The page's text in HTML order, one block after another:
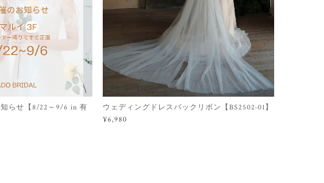
知らせ【8/22～9/6 in 有
ウェディングドレスバックリボン【BS2502-01】
¥6,980